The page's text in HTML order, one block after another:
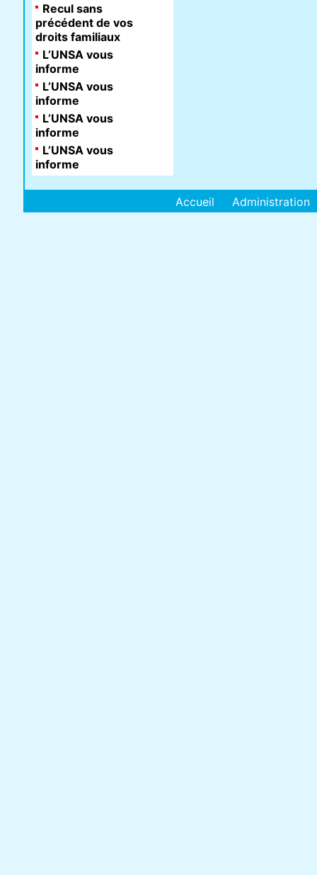
Recul sans
précédent de vos
droits familiaux
L’UNSA vous
informe
L’UNSA vous
informe
L’UNSA vous
informe
L’UNSA vous
informe
Accueil Administration